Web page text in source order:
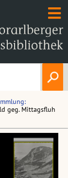
geg. Mittagsfluh